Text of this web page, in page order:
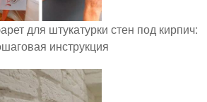
для штукатурки стен под кирпич:
инструкция